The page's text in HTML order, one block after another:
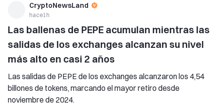
CryptoNewsLand
hace1h
Las ballenas de PEPE acumulan mientras las
salidas de los exchanges alcanzan su nivel
más alto en casi 2 años
Las salidas de PEPE de los exchanges alcanzaron los 4,54
billones de tokens, marcando el mayor retiro desde
noviembre de 2024.